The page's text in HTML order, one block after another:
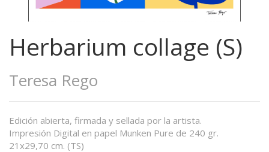
Herbarium collage (S)
Teresa Rego
Edición abierta, firmada y sellada por la artista.
Impresión Digital en papel Munken Pure de 240 gr.
21x29,70 cm. (TS)